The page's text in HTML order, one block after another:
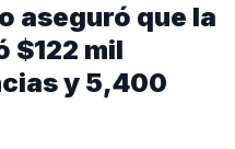
aseguró que la
$122 mil
y 5,400